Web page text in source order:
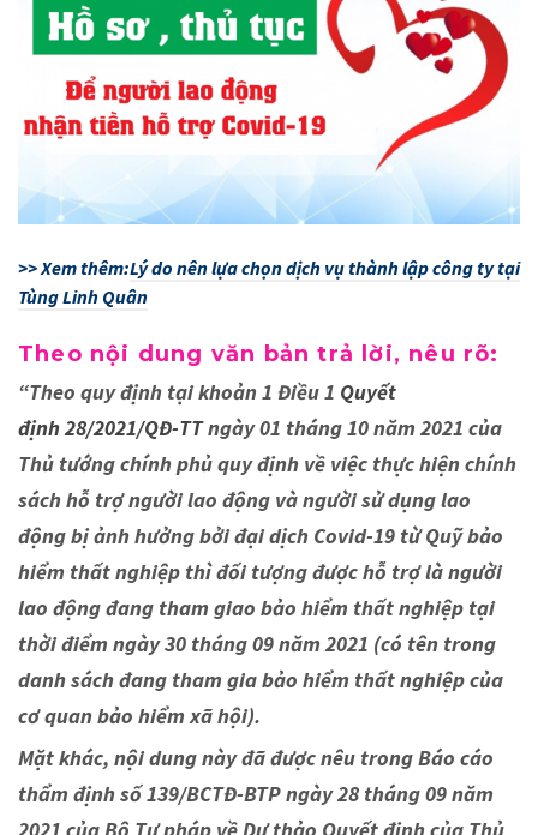
>> Xem thêm:Lý do nên lựa chọn dịch vụ thành lập công ty tại
Tùng Linh Quân
Theo nội dung văn bản trả lời, nêu rõ:
“Theo quy định tại khoản 1 Điều 1 Quyết
định 28/2021/QĐ-TTngày 01 tháng 10 năm 2021 của
Thủ tướng chính phủ quy định về việc thực hiện chính
sách hỗ trợ người lao động và người sử dụng lao
động bị ảnh hưởng bởi đại dịch Covid-19 từ Quỹ bảo
hiểm thất nghiệp thì đối tượng được hỗ trợ là người
lao động đang tham giao bảo hiểm thất nghiệp tại
thời điểm ngày 30 tháng 09 năm 2021 (có tên trong
danh sách đang tham gia bảo hiểm thất nghiệp của
cơ quan bảo hiểm xã hội).
Mặt khác, nội dung này đã được nêu trong Báo cáo
thẩm định số 139/BCTĐ-BTP ngày 28 tháng 09 năm